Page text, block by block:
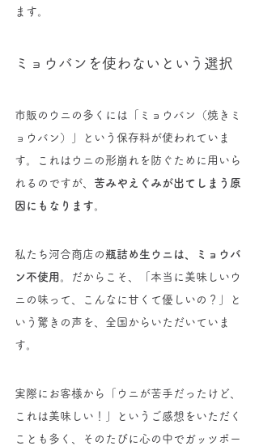
ます。
ミョウバンを使わないという選択
市販のウニの多くには「ミョウバン（焼きミ
ョウバン）」という保存料が使われていま
す。これはウニの形崩れを防ぐために用いら
れるのですが、 苦みやえぐみが出てしまう原
因にもなります。
私たち河合商店の 瓶詰め生ウニは、ミョウバ
ン不使用 。だからこそ、「本当に美味しいウ
ニの味って、こんなに甘くて優しいの？」と
いう驚きの声を、全国からいただいていま
す。
実際にお客様から「ウニが苦手だったけど、
これは美味しい！」というご感想をいただく
ことも多く、そのたびに心の中でガッツポー